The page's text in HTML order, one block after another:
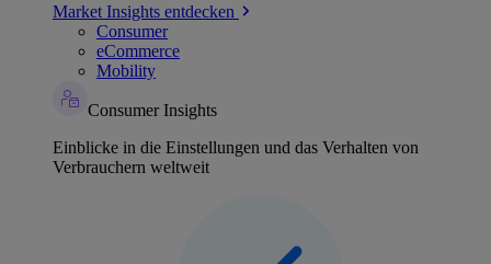
Market Insights entdecken
Consumer
eCommerce
Mobility
Consumer Insights
Einblicke in die Einstellungen und das Verhalten von
Verbrauchern weltweit